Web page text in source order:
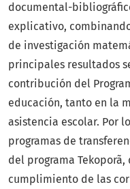
documental-
explicativo,
de investigación
principales resultados
contribución del
educación, tanto en la
asistencia escolar. Por
programas de
del programa
cumplimiento de las